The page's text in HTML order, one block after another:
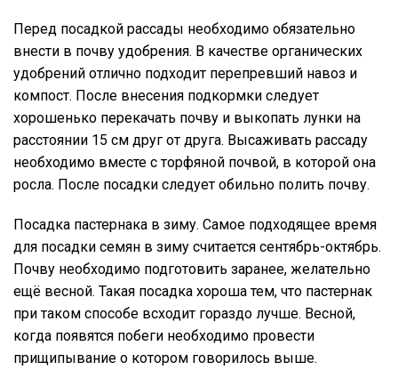
Перед посадкой рассады необходимо обязательно
внести в почву удобрения. В качестве органических
удобрений отлично подходит перепревший навоз и
компост. После внесения подкормки следует
хорошенько перекачать почву и выкопать лунки на
расстоянии 15 см друг от друга. Высаживать рассаду
необходимо вместе с торфяной почвой, в которой она
росла. После посадки следует обильно полить почву.
Посадка пастернака в зиму. Самое подходящее время
для посадки семян в зиму считается сентябрь-октябрь.
Почву необходимо подготовить заранее, желательно
ещё весной. Такая посадка хороша тем, что пастернак
при таком способе всходит гораздо лучше. Весной,
когда появятся побеги необходимо провести
прищипывание о котором говорилось выше.